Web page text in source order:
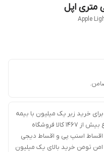
Apple
خرید زیر یک میلیون با بیمه
محصول امکان تحویل حضوری با تنوع بیش از 1467 کالا فروشگاه
اسنپ پی و اقساط دیجی
تومن خرید بالای یک میلیون